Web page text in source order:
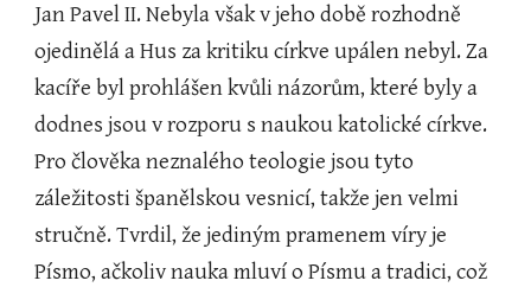
Jan Pavel II. Nebyla však v jeho době rozhodně
ojedinělá a Hus za kritiku církve upálen nebyl. Za
kacíře byl prohlášen kvůli názorům, které byly a
dodnes jsou v rozporu s naukou katolické církve.
Pro člověka neznalého teologie jsou tyto
záležitosti španělskou vesnicí, takže jen velmi
stručně. Tvrdil, že jediným pramenem víry je
Písmo, ačkoliv nauka mluví o Písmu a tradici, což